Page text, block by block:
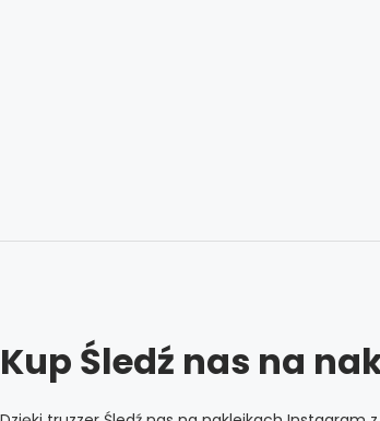
Kup Śledź nas na